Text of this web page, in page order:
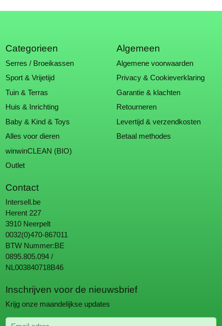
Categorieen
Serres / Broeikassen
Sport & Vrijetijd
Tuin & Terras
Huis & Inrichting
Baby & Kind & Toys
Alles voor dieren
winwinCLEAN (BIO)
Outlet
Algemeen
Algemene voorwaarden
Privacy & Cookieverklaring
Garantie & klachten
Retourneren
Levertijd & verzendkosten
Betaal methodes
Contact
Intersell.be
Herent 227
3910 Neerpelt
0032(0)470-867011
BTW Nummer:BE
0895.805.094 /
NL003840718B46
Inschrijven voor de nieuwsbrief
Krijg onze maandelijkse updates
Email adres